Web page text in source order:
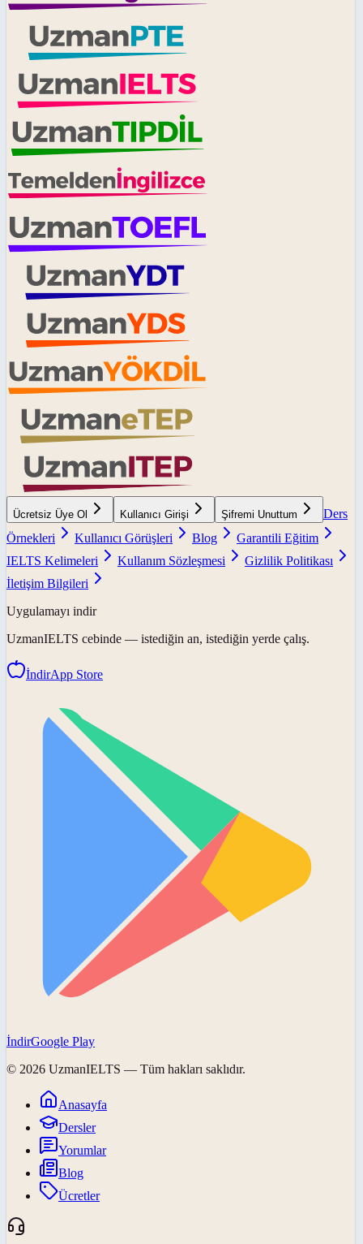
Ücretsiz Üye Ol Kullanıcı Girişi Şifremi Unuttum
Ders
Örnekleri
Kullanıcı Görüşleri Blog
Garantili Eğitim
IELTS Kelimeleri
Kullanım Sözleşmesi
Gizlilik Politikası
İletişim Bilgileri
Uygulamayı indir
UzmanIELTS cebinde — istediğin an, istediğin yerde çalış.
İndirApp Store
İndirGoogle Play
© 2026 UzmanIELTS — Tüm hakları saklıdır.
Anasayfa
Dersler
Yorumlar
Blog
Ücretler